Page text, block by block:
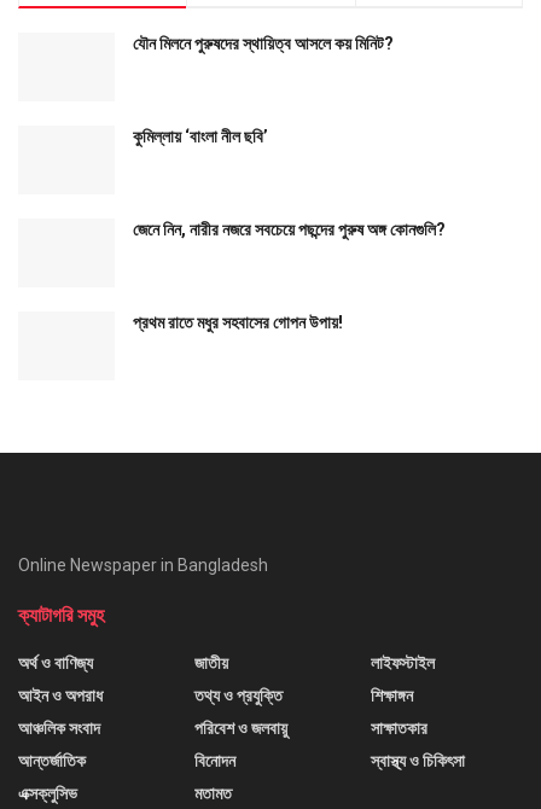
যৌন মিলনে পুরুষদের স্থায়িত্ব আসলে কয় মিনিট?
কুমিল্লায় ‘বাংলা নীল ছবি’
জেনে নিন, নারীর নজরে সবচেয়ে পছন্দের পুরুষ অঙ্গ কোনগুলি?
প্রথম রাতে মধুর সহবাসের গোপন উপায়!
Online Newspaper in Bangladesh
ক্যাটাগরি সমুহ
অর্থ ও বাণিজ্য
আইন ও অপরাধ
আঞ্চলিক সংবাদ
আন্তর্জাতিক
এক্সক্লুসিভ
জাতীয়
তথ্য ও প্রযুক্তি
পরিবেশ ও জলবায়ু
বিনোদন
মতামত
লাইফস্টাইল
শিক্ষাঙ্গন
সাক্ষাতকার
স্বাস্থ্য ও চিকিৎসা